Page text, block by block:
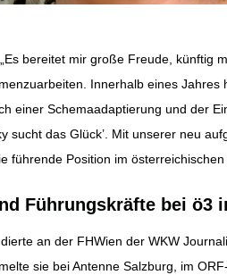
bereitet mir große Freude, künftig
Innerhalb eines Jahres
einer Schemaadaptierung und der
sucht das Glück’. Mit unserer neu
führende Position im
Führungskräfte bei ö3
an der FHWien der WKW
sie bei Antenne Salzburg, im